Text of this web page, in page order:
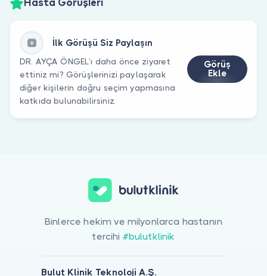
Hasta Görüşleri
İlk Görüşü Siz Paylaşın
DR. AYÇA ÖNGEL’ı daha önce ziyaret
ettiniz mi? Görüşlerinizi paylaşarak
diğer kişilerin doğru seçim yapmasına
katkıda bulunabilirsiniz.
Görüş
Ekle
Binlerce hekim ve milyonlarca hastanın
tercihi #bulutklinik
Bulut Klinik Teknoloji A.Ş.